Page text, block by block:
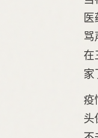
骂
在
家
疫
头